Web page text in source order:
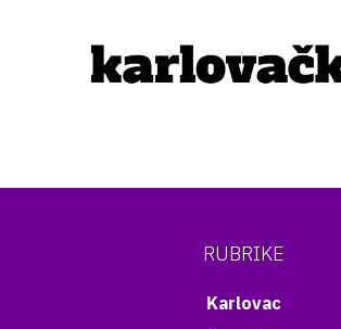
RUBRIKE
Karlovac